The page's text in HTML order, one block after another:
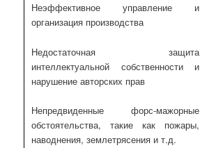
Неэффективное управление и
организация производства
Недостаточная защита
интеллектуальной собственности и
нарушение авторских прав
Непредвиденные форс-мажорные
обстоятельства, такие как пожары,
наводнения, землетрясения и т.д.